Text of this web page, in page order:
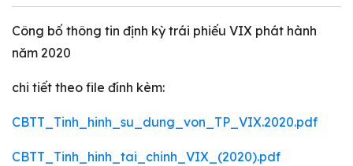
Công bố thông tin định kỳ trái phiếu VIX phát hành
năm 2020
chi tiết theo file đính kèm:
CBTT_Tinh_hinh_su_dung_von_TP_VIX.2020.pdf
CBTT_Tinh_hinh_tai_chinh_VIX_(2020).pdf